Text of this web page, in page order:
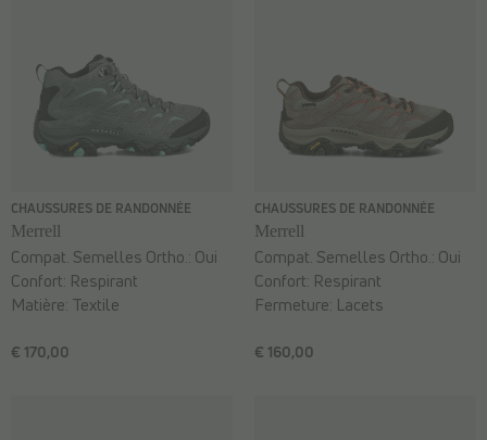
CHAUSSURES DE RANDONNÉE
Merrell
€ 170,00
Compat. Semelles Ortho.: Oui
Confort: Respirant
Matière: Textile
CHAUSSURES DE RANDONNÉE
Merrell
€ 160,00
Compat. Semelles Ortho.: Oui
Confort: Respirant
Fermeture: Lacets